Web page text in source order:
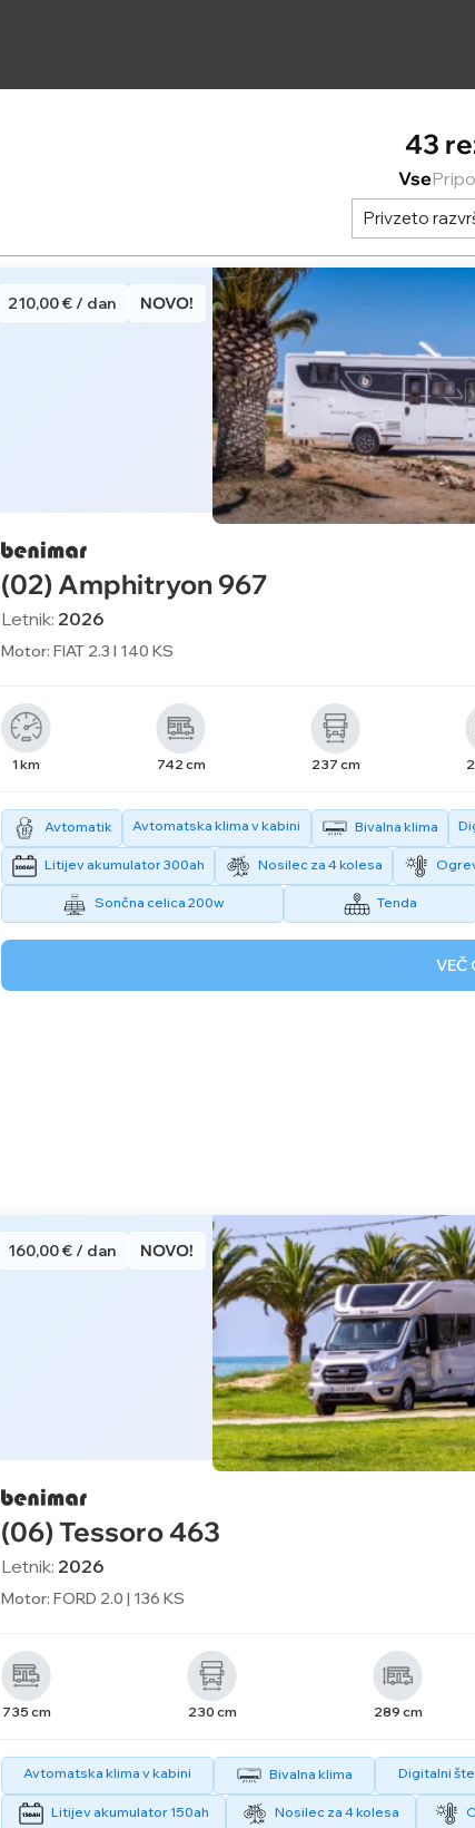
43
Vse
Privzeto
210,00 € / dan NOVO!
(02) Amphitryon 967
Letnik: 2026
Motor: FIAT 2.3 l 140 KS
1 km 742 cm 237 cm
Avtomatik Avtomatska klima v kabini Bivalna klima
Litijev akumulator 300ah Nosilec za 4 kolesa
Sončna celica 200w Tenda
VEČ
160,00 € / dan NOVO!
(06) Tessoro 463
Letnik: 2026
Motor: FORD 2.0 | 136 KS
735 cm 230 cm 289 cm
Avtomatska klima v kabini Bivalna klima Digitalni
Litijev akumulator 150ah Nosilec za 4 kolesa